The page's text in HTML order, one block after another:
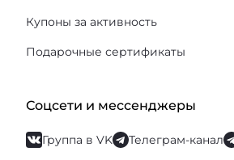
Купоны за активность
Подарочные сертификаты
Соцсети и мессенджеры
Группа в VK Телеграм-канал